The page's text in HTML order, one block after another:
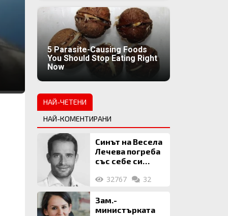
5 Parasite-Causing Foods
You Should Stop Eating Right
Now
НАЙ-ЧЕТЕНИ
НАЙ-КОМЕНТИРАНИ
Синът на Весела
Лечева погреба
със себе си
млн. евро
32767 32
Зам.-
министърката